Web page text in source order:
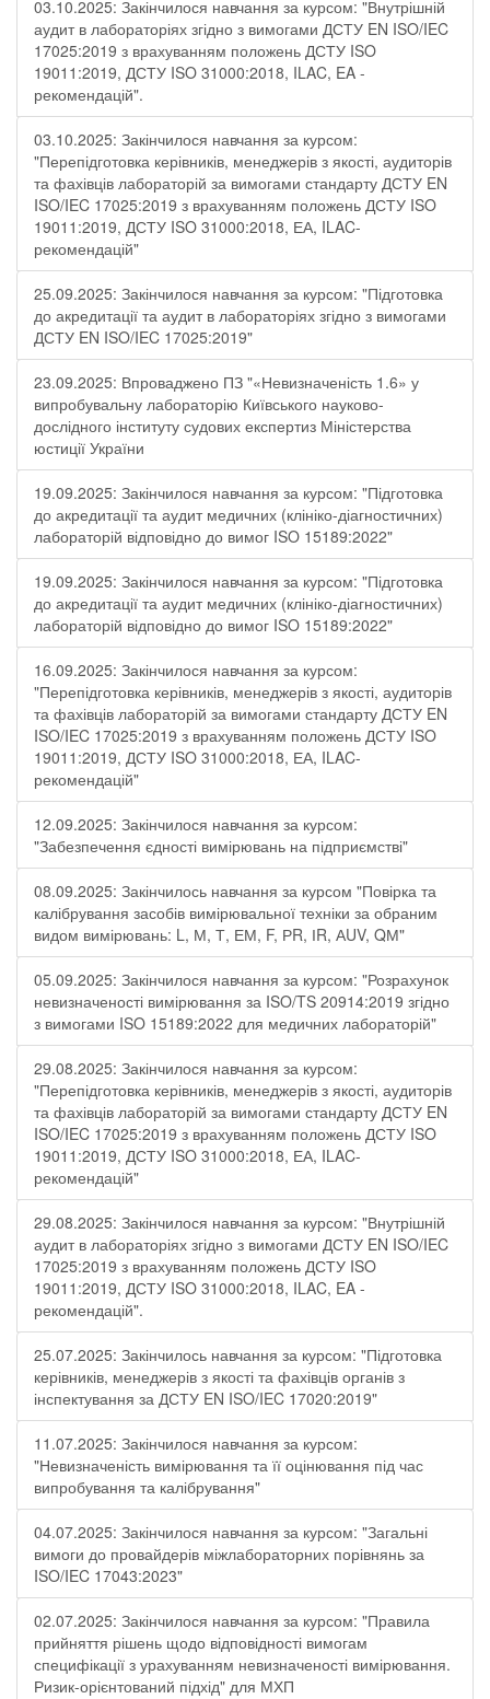
03.10.2025: Закінчилося навчання за курсом: "Внутрішній
аудит в лабораторіях згідно з вимогами ДСТУ EN ISO/IEC
17025:2019 з врахуванням положень ДСТУ ISO
19011:2019, ДСТУ ISO 31000:2018, ILAC, EA -
рекомендацій".
03.10.2025: Закінчилося навчання за курсом:
"Перепідготовка керівників, менеджерів з якості, аудиторів
та фахівців лабораторій за вимогами стандарту ДСТУ EN
ISO/IEC 17025:2019 з врахуванням положень ДСТУ ISO
19011:2019, ДСТУ ISO 31000:2018, ЕА, ILAC-
рекомендацій"
25.09.2025: Закінчилося навчання за курсом: "Підготовка
до акредитації та аудит в лабораторіях згідно з вимогами
ДСТУ EN ISO/IEC 17025:2019"
23.09.2025: Впроваджено ПЗ "«Невизначеність 1.6» у
випробувальну лабораторію Київського науково-
дослідного інституту судових експертиз Міністерства
юстиції України
19.09.2025: Закінчилося навчання за курсом: "Підготовка
до акредитації та аудит медичних (клініко-діагностичних)
лабораторій відповідно до вимог ISO 15189:2022"
19.09.2025: Закінчилося навчання за курсом: "Підготовка
до акредитації та аудит медичних (клініко-діагностичних)
лабораторій відповідно до вимог ISO 15189:2022"
16.09.2025: Закінчилося навчання за курсом:
"Перепідготовка керівників, менеджерів з якості, аудиторів
та фахівців лабораторій за вимогами стандарту ДСТУ EN
ISO/IEC 17025:2019 з врахуванням положень ДСТУ ISO
19011:2019, ДСТУ ISO 31000:2018, ЕА, ILAC-
рекомендацій"
12.09.2025: Закінчилося навчання за курсом:
"Забезпечення єдності вимірювань на підприємстві"
08.09.2025: Закінчилось навчання за курсом "Повірка та
калібрування засобів вимірювальної техніки за обраним
видом вимірювань: L, М, Т, ЕМ, F, РR, ІR, АUV, QМ"
05.09.2025: Закінчилося навчання за курсом: "Розрахунок
невизначеності вимірювання за ISO/TS 20914:2019 згідно
з вимогами ISO 15189:2022 для медичних лабораторій"
29.08.2025: Закінчилося навчання за курсом:
"Перепідготовка керівників, менеджерів з якості, аудиторів
та фахівців лабораторій за вимогами стандарту ДСТУ EN
ISO/IEC 17025:2019 з врахуванням положень ДСТУ ISO
19011:2019, ДСТУ ISO 31000:2018, ЕА, ILAC-
рекомендацій"
29.08.2025: Закінчилося навчання за курсом: "Внутрішній
аудит в лабораторіях згідно з вимогами ДСТУ EN ISO/IEC
17025:2019 з врахуванням положень ДСТУ ISO
19011:2019, ДСТУ ISO 31000:2018, ILAC, EA -
рекомендацій".
25.07.2025: Закінчилось навчання за курсом: "Підготовка
керівників, менеджерів з якості та фахівців органів з
інспектування за ДСТУ EN ISO/IEC 17020:2019"
11.07.2025: Закінчилося навчання за курсом:
"Невизначеність вимірювання та її оцінювання під час
випробування та калібрування"
04.07.2025: Закінчилося навчання за курсом: "Загальні
вимоги до провайдерів міжлабораторних порівнянь за
ISO/IEC 17043:2023"
02.07.2025: Закінчилося навчання за курсом: "Правила
прийняття рішень щодо відповідності вимогам
специфікації з урахуванням невизначеності вимірювання.
Ризик-орієнтований підхід" для МХП